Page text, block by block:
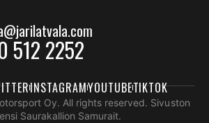
512 2252
Oy. All rights reserved. Sivuston
Saurakallion Samurait.
INSTAGRAMYOUTUBETIKTOK